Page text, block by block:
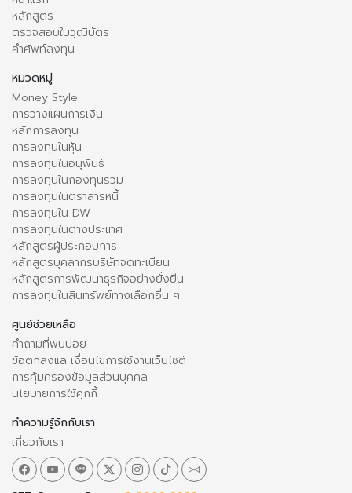
หลักสูตร
ตรวจสอบใบวุฒิบัตร
คำศัพท์ลงทุน
หมวดหมู่
Money Style
การวางแผนการเงิน
หลักการลงทุน
การลงทุนในหุ้น
การลงทุนในอนุพันธ์
การลงทุนในกองทุนรวม
การลงทุนในตราสารหนี้
การลงทุนใน DW
การลงทุนในต่างประเทศ
หลักสูตรผู้ประกอบการ
หลักสูตรบุคลากรบริษัทจดทะเบียน
หลักสูตรการพัฒนาธุรกิจอย่างยั่งยืน
การลงทุนในสินทรัพย์ทางเลือกอื่น ๆ
ศูนย์ช่วยเหลือ
คำถามที่พบบ่อย
ข้อตกลงและเงื่อนไขการใช้งานเว็บไซต์
การคุ้มครองข้อมูลส่วนบุคคล
นโยบายการใช้คุกกี้
ทำความรู้จักกับเรา
เกี่ยวกับเรา